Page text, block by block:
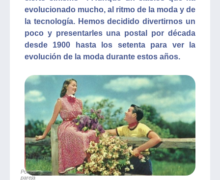
evolucionado mucho, al ritmo de la moda y de
la tecnología. Hemos decidido divertirnos un
poco y presentarles una postal por década
desde 1900 hasta los setenta para ver la
evolución de la moda durante estos años.
Postal
pareja